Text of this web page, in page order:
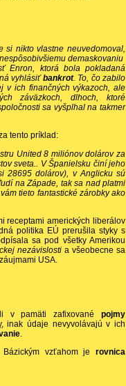
si nikto vlastne neuvedomoval,
demaskovaniu
Enron, ktorá bola pokladaná
vyhlásiťbankrot. To, čo zabilo
v ich finančných výkazoch, ale
záväzkoch, dlhoch, ktoré
sa vyšplhal na takmer
tento príklad:
United 8 miliónov dolárov za
sveta.. V Španielsku činí jeho
28695 dolárov), v Anglicku sú
na Západe, tak sa nad platmi
tieto fantastické zárobky ako
receptami amerických liberálov
politika EÚ prerušila styky s
sa pod všetky Amerikou
nezávislostia všeobecne sa
USA.
v pamäti zafixované pojmy
inak údaje nevyvolávajú v ich
.
vzťahom je rovnica